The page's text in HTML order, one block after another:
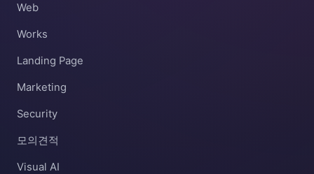
Web
Works
Landing Page
Marketing
Security
모의견적
Visual AI